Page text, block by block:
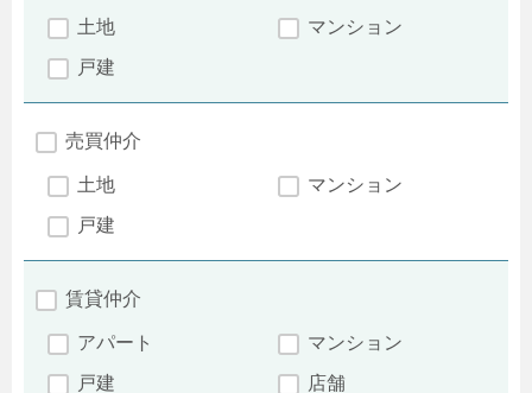
土地
マンション
戸建
売買仲介
土地
マンション
戸建
賃貸仲介
アパート
マンション
戸建
店舗